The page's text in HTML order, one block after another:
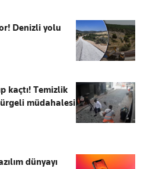
Denizli yolu
kaçtı! Temizlik
müdahalesi
dünyayı